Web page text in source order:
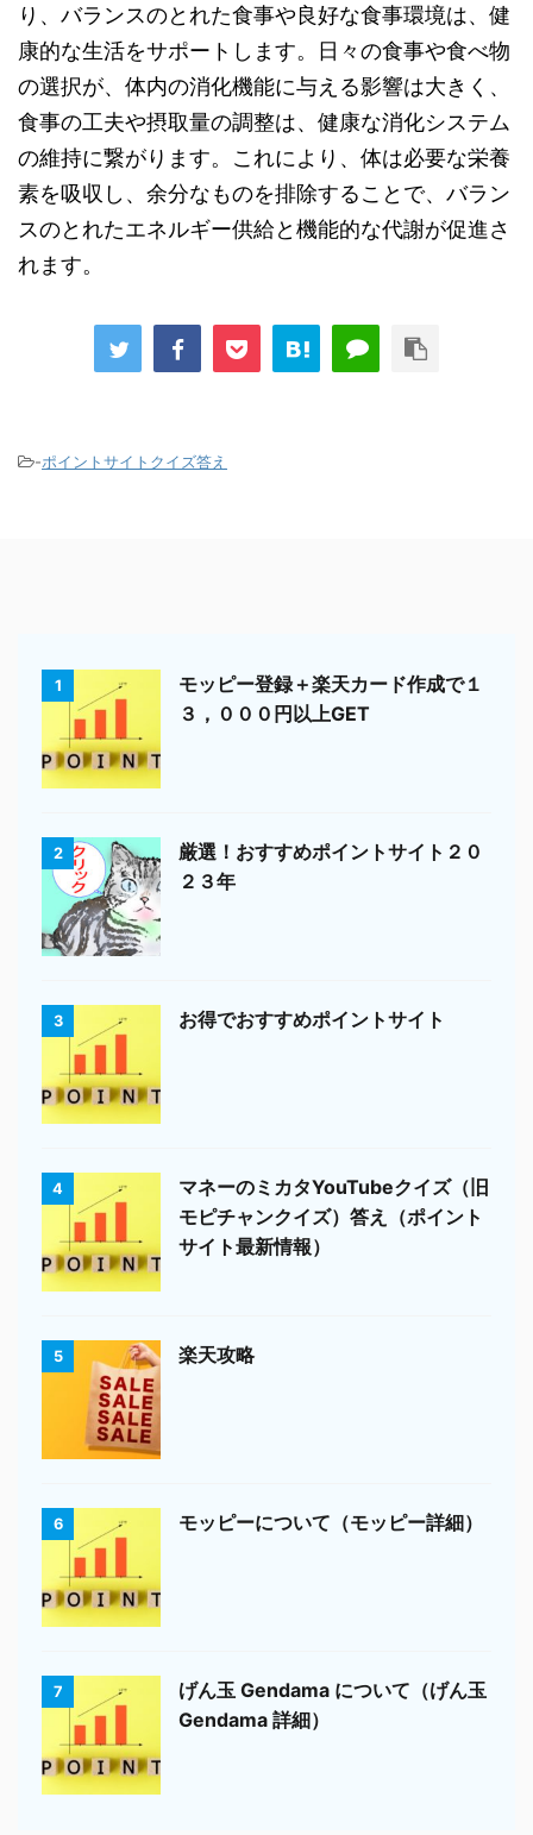
り、バランスのとれた食事や良好な食事環境は、健
康的な生活をサポートします。日々の食事や食べ物
の選択が、体内の消化機能に与える影響は大きく、
食事の工夫や摂取量の調整は、健康な消化システム
の維持に繋がります。これにより、体は必要な栄養
素を吸収し、余分なものを排除することで、バラン
スのとれたエネルギー供給と機能的な代謝が促進さ
れます。
-ポイントサイトクイズ答え
1
モッピー登録＋楽天カード作成で１
３，０００円以上GET
2
厳選！おすすめポイントサイト２０
２３年
3 お得でおすすめポイントサイト
4
マネーのミカタYouTubeクイズ（旧
モピチャンクイズ）答え（ポイント
サイト最新情報）
5 楽天攻略
6 モッピーについて（モッピー詳細）
7
げん玉 Gendama について（げん玉
Gendama 詳細）